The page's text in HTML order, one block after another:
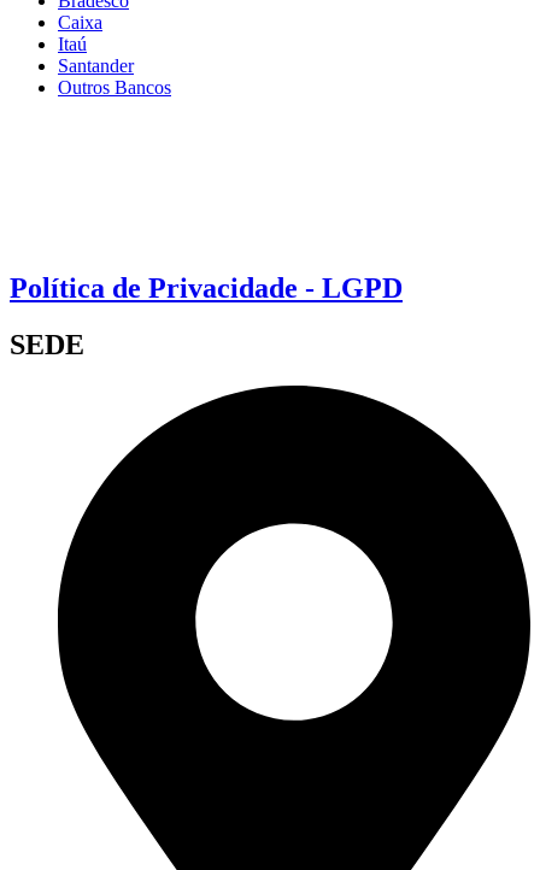
Caixa
Itaú
Santander
Outros Bancos
Política de Privacidade - LGPD
SEDE